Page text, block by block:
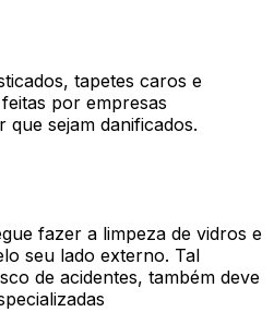
tapetes caros e
por empresas
que sejam danificados.
fazer a limpeza de vidros e
seu lado externo. Tal
de acidentes, também deve